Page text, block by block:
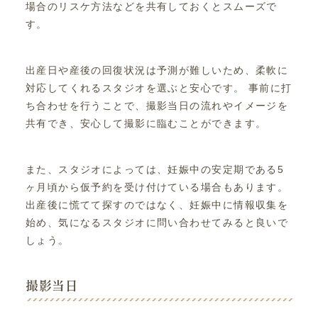
場合のリスケ方法などを共有しておくとスムーズで
す。
出産日や産後の回復状況は予測が難しいため、柔軟に
対応してくれるスタジオを選ぶと安心です。 事前に打
ち合わせを行うことで、撮影当日の流れやイメージを
共有でき、安心して撮影に臨むことができます。
また、スタジオによっては、妊娠中の安定期である5
ヶ月頃から仮予約を受け付けている場合もあります。
出産後に慌てて探すのではなく、妊娠中に情報収集を
始め、気になるスタジオに問い合わせてみると良いで
しょう。
撮影当日